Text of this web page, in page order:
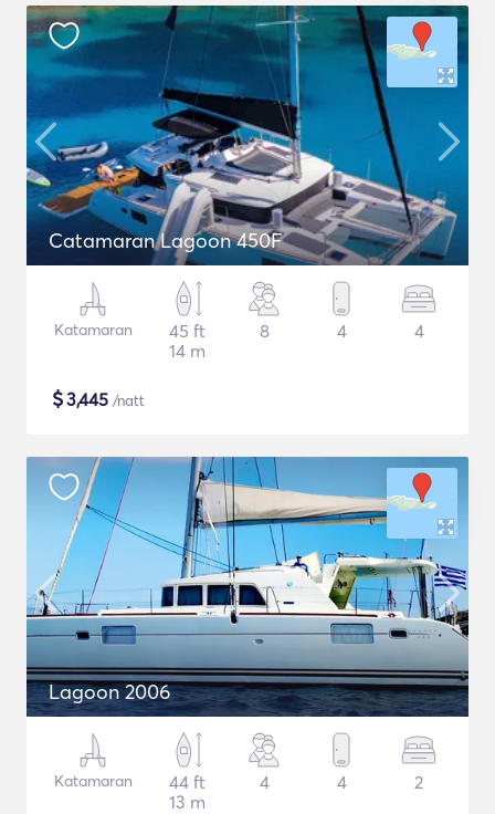
Catamaran Lagoon 450F
Katamaran
45 ft
14 m
8 4 4
$3,445 /natt
Lagoon 2006
Katamaran
44 ft
13 m
4 4 2